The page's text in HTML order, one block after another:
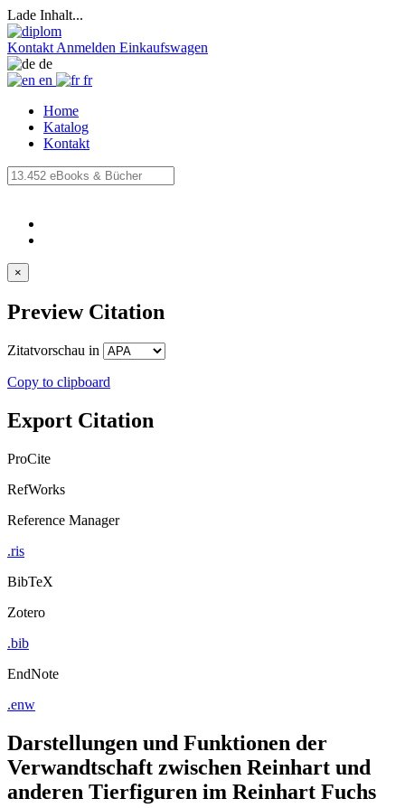
Lade Inhalt...
Kontakt Anmelden Einkaufswagen
de
en
fr
Home
Katalog
Kontakt
×
Preview Citation
Zitatvorschau in
Copy to clipboard
Export Citation
ProCite
RefWorks
Reference Manager
.ris
BibTeX
Zotero
.bib
EndNote
.enw
Darstellungen und Funktionen der
Verwandtschaft zwischen Reinhart und
anderen Tierfiguren im Reinhart Fuchs